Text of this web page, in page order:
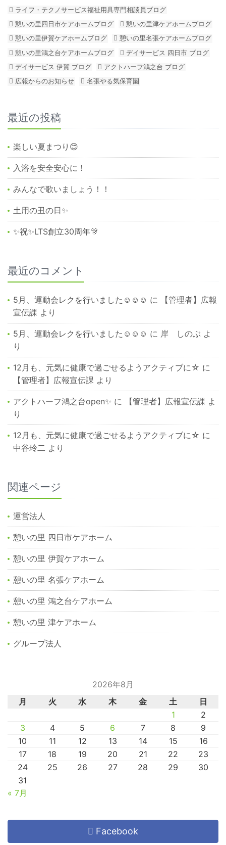
ライフ・テクノサービス福祉用具専門相談員ブログ
憩いの里四日市ケアホームブログ
憩いの里津ケアホームブログ
憩いの里伊賀ケアホームブログ
憩いの里名張ケアホームブログ
憩いの里鴻之台ケアホームブログ
デイサービス 四日市 ブログ
デイサービス 伊賀 ブログ
アクトハーフ鴻之台 ブログ
広報からのお知らせ
名張やる気保育園
最近の投稿
楽しい夏まつり😊
入浴を安全安心に！
みんなで歌いましょう！！
土用の丑の日✨
✨祝✨LTS創立30周年🎊
最近のコメント
5月、運動会レクを行いました☺☺☺ に
【管理者】広報
宣伝課 より
5月、運動会レクを行いました☺☺☺ に 岸 しのぶ よ
り
12月も、元気に健康で過ごせるようアクティブに☆ に
【管理者】広報宣伝課 より
アクトハーフ鴻之台open✨ に 【管理者】広報宣伝課 よ
り
12月も、元気に健康で過ごせるようアクティブに☆ に
中谷玲二 より
関連ページ
運営法人
憩いの里 四日市ケアホーム
憩いの里 伊賀ケアホーム
憩いの里 名張ケアホーム
憩いの里 鴻之台ケアホーム
憩いの里 津ケアホーム
グループ法人
2026年8月
月
火 水 木 金 土
日
1
2
3
4 5 6 7 8
9
10
11 12 13 14 15
16
17
18 19 20 21 22
23
24
25 26 27 28 29
30
31
« 7月
Facebook